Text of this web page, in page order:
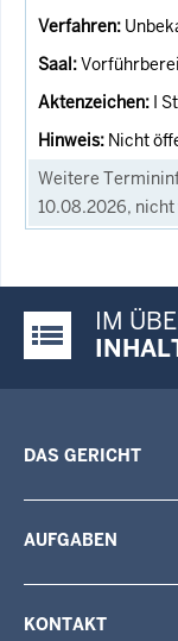
I
Nicht
Weitere
10.08.2026, nicht
Justiz-Portal
IM
DAS GERICHT
AUFGABEN
KONTAKT